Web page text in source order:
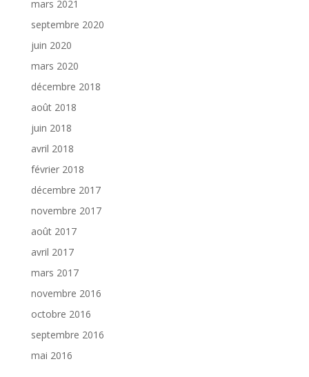
mars 2021
septembre 2020
juin 2020
mars 2020
décembre 2018
août 2018
juin 2018
avril 2018
février 2018
décembre 2017
novembre 2017
août 2017
avril 2017
mars 2017
novembre 2016
octobre 2016
septembre 2016
mai 2016